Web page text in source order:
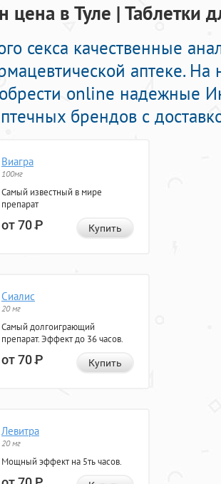
цена в Туле | Таблетки
секса качественные
аптеке.
online надежные
брендов с
Виагра
100мг
Самый известный в мире
препарат
от 70Р Купить
Сиалис
20 мг
Самый долгоиграющий
препарат. Эффект до 36 часов.
от 70Р Купить
Левитра
20 мг
Мощный эффект на 5ть часов.